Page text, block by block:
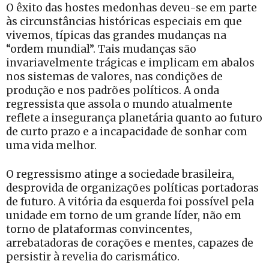
O êxito das hostes medonhas deveu-se em parte
às circunstâncias históricas especiais em que
vivemos, típicas das grandes mudanças na
“ordem mundial”. Tais mudanças são
invariavelmente trágicas e implicam em abalos
nos sistemas de valores, nas condições de
produção e nos padrões políticos. A onda
regressista que assola o mundo atualmente
reflete a insegurança planetária quanto ao futuro
de curto prazo e a incapacidade de sonhar com
uma vida melhor.
O regressismo atinge a sociedade brasileira,
desprovida de organizações políticas portadoras
de futuro. A vitória da esquerda foi possível pela
unidade em torno de um grande líder, não em
torno de plataformas convincentes,
arrebatadoras de corações e mentes, capazes de
persistir à revelia do carismático.